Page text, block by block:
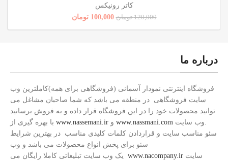
کاتر رونیکس
120,000 تومان 100,000 تومان
درباره ما
فروشگاه اینترنتی نمودار آسمانی (فروشگاهی برای همه)کاملترین وب
سایت فروشگاهی در منطقه می باشد که شما صاحبان مشاغل می
توانید محصولات خود را در این فروشگاه قرار داده و به فروش برسانید
.وب سایت www.nassmani.com و www.nassemani.ir با بهره گیری از
سئو مناسب سایت و قراردادن کلمات کلیدی مناسب در بهترین شرایط
سئو برای پخش انواع محصولات می باشد و وب
سایت www.nacompany.ir یک وب سایت تبلیغاتی کاملا رایگان می